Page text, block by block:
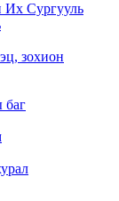
Их Сургууль
зохион
баг